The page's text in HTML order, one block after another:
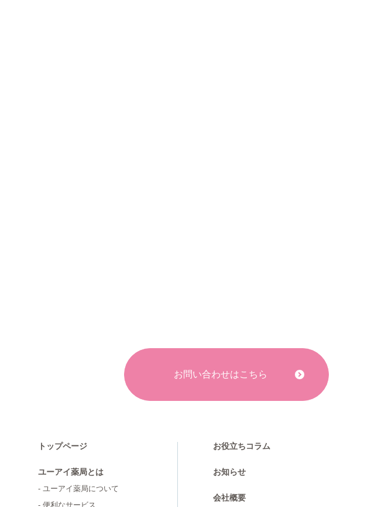
お問い合わせはこちら
トップページ
ユーアイ薬局とは
- ユーアイ薬局について
- 便利なサービス
お役立ちコラム
お知らせ
会社概要